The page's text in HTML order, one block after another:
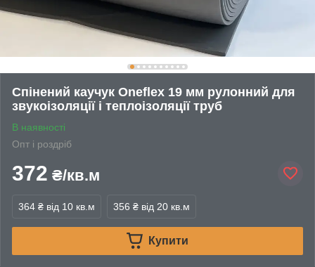
Спінений каучук Oneflex 19 мм рулонний для
звукоізоляції і теплоізоляції труб
В наявності
Опт і роздріб
372 ₴/кв.м
364 ₴ від 10 кв.м 356 ₴ від 20 кв.м
Купити